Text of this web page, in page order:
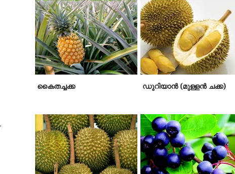
കൈതച്ചക്ക ഡുറിയാന്‍ (മുള്ളന്‍ ചക്ക)